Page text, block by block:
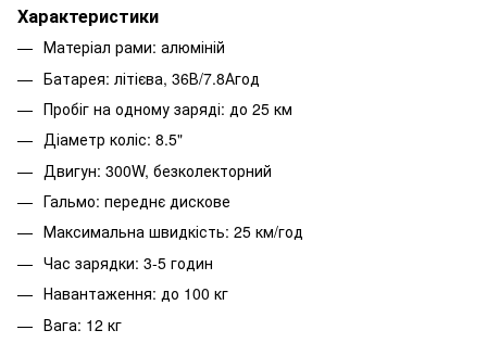
Характеристики
Матеріал рами: алюміній
Батарея: літієва, 36В/7.8Агод
Пробіг на одному заряді: до 25 км
Діаметр коліс: 8.5"
Двигун: 300W, безколекторний
Гальмо: переднє дискове
Максимальна швидкість: 25 км/год
Час зарядки: 3-5 годин
Навантаження: до 100 кг
Вага: 12 кг